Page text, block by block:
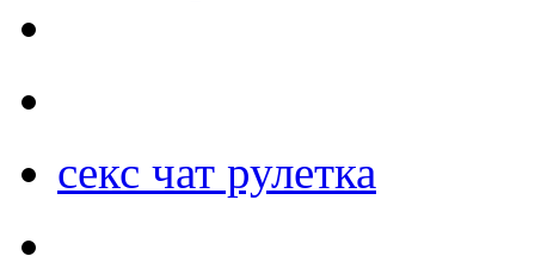
секс чат рулетка